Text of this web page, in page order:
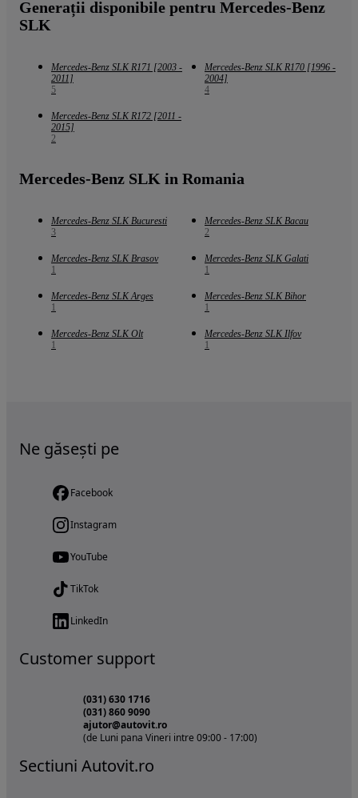
Generații disponibile pentru Mercedes-Benz
SLK
Mercedes-Benz SLK R171 [2003 -
2011]
5
Mercedes-Benz SLK R170 [1996 -
2004]
4
Mercedes-Benz SLK R172 [2011 -
2015]
2
Mercedes-Benz SLK in Romania
Mercedes-Benz SLK Bucuresti
3
Mercedes-Benz SLK Bacau
2
Mercedes-Benz SLK Brasov
1
Mercedes-Benz SLK Galati
1
Mercedes-Benz SLK Arges
1
Mercedes-Benz SLK Bihor
1
Mercedes-Benz SLK Olt
1
Mercedes-Benz SLK Ilfov
1
Ne găsești pe
Facebook
Instagram
YouTube
TikTok
LinkedIn
Customer support
(031) 630 1716
(031) 860 9090
ajutor@autovit.ro
(de Luni pana Vineri intre 09:00 - 17:00)
Sectiuni Autovit.ro